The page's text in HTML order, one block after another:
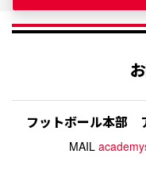
フットボール本部
MAIL